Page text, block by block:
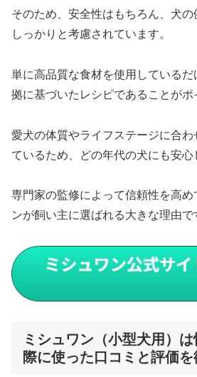
そのため、安全性はもちろん、犬
しっかりと考慮されています。
単に高品質な食材を使用している
拠に基づいたレシピであることがポ
愛犬の体質やライフステージに合
ているため、どの年代の犬にも安心
専門家の監修によって信頼性を高
ンが飼い主に選ばれる大きな理由で
ミシュワン（小型犬用）
際に使った口コミと評価